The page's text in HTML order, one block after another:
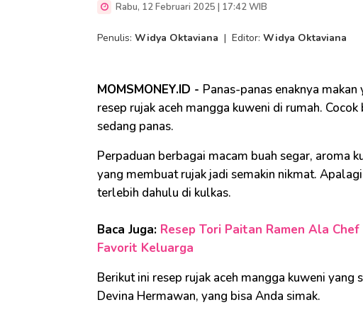
Rabu, 12 Februari 2025 | 17:42 WIB
Penulis: Widya Oktaviana | Editor: Widya Oktaviana
MOMSMONEY.ID - Panas-panas enaknya
resep rujak aceh mangga kuweni di rumah.
sedang panas.
Perpaduan berbagai macam buah segar, aroma
yang membuat rujak jadi semakin nikmat.
terlebih dahulu di kulkas.
Baca Juga: Resep Tori Paitan Ramen Ala
Favorit Keluarga
Berikut ini resep rujak aceh mangga kuweni yang
Devina Hermawan, yang bisa Anda simak.